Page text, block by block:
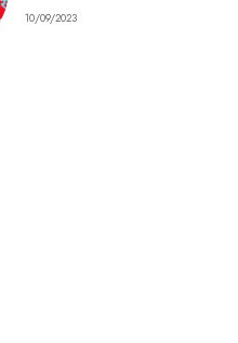
10/09/2023